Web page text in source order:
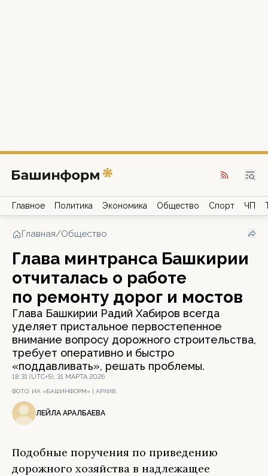
Главное Политика Экономика Общество Спорт ЧП
Главная/Общество
Глава минтранса Башкирии
отчиталась о работе
по ремонту дорог и мостов
Глава Башкирии Радий Хабиров всегда
уделяет пристальное первостепенное
внимание вопросу дорожного строительства,
требует оперативно и быстро
«поддавливать», решать проблемы.
18:31 (UTC+5), 31 МАРТА 2026
ФОТО: ИА «БАШИНФОРМ» | АРХИВ
ЛЕЙЛА АРАЛБАЕВА
Подобные поручения по приведению
дорожного хозяйства в надлежащее